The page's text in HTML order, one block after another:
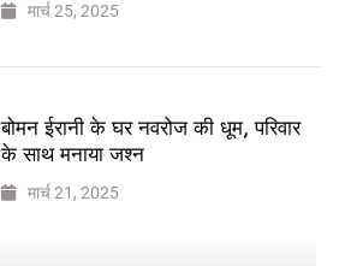
मार्च 25, 2025
बोमन ईरानी के घर नवरोज की धूम, परिवार
के साथ मनाया जश्न
मार्च 21, 2025